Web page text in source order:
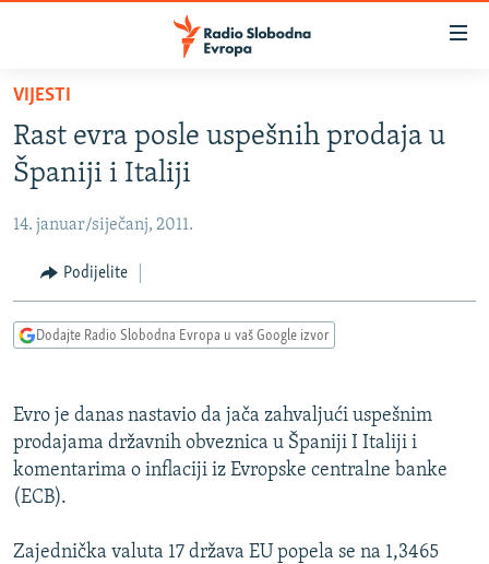
Pređite
glavni
sadržaj
Pređite
na
navigaciju
Pređite
na
BOSNA I HERCEGOVINA
SRBIJA
KOSOVO
CRNA GORA
VIDEO
INFOGRAFIKE
PODCASTI
KINA NA BALKANU
RSE PRIČE IZ SVIJETA
ISPRIČAJ MI
DNEVNO@RSE
VIJESTI
Rast evra posle uspešnih prodaja u
Španiji i Italiji
14. januar/siječanj, 2011.
Podijelite
Dodajte Radio Slobodna Evropa u vaš Google izvor
Evro je danas nastavio da jača zahvaljući uspešnim
prodajama državnih obveznica u Španiji I Italiji i
komentarima o inflaciji iz Evropske centralne banke
(ECB).
Zajednička valuta 17 država EU popela se na 1,3465